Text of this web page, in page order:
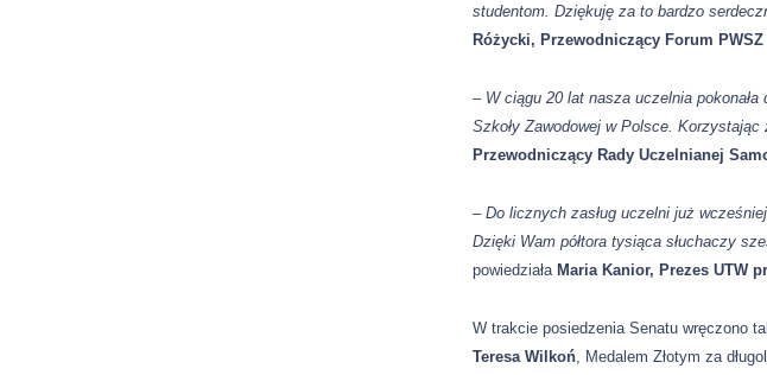
studentom. Dziękuję za to bardzo
Różycki, Przewodniczący Forum
– W ciągu 20 lat nasza uczelnia
Szkoły Zawodowej w Polsce.
Przewodniczący Rady Uczelnianej
–Do licznych zasług uczelni już
Dzięki Wam półtora tysiąca słuchaczy
powiedziała Maria Kanior, Prezes UTW
W trakcie posiedzenia Senatu wręczono
Teresa Wilkoń, Medalem Złotym za